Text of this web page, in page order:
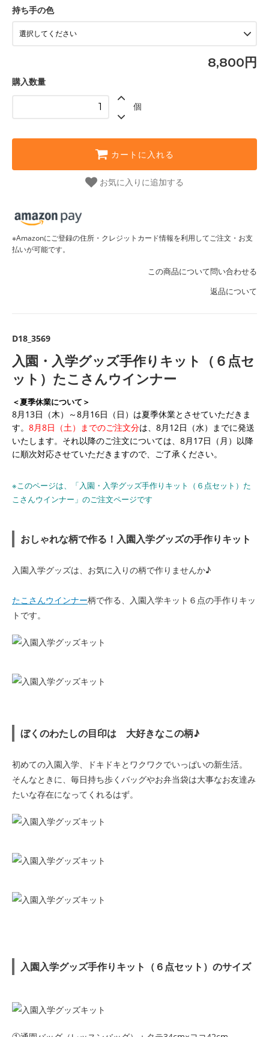
持ち手の色
8,800円
購入数量
個
カートに入れる
お気に入りに追加する
※Amazonにご登録の住所・クレジットカード情報を利用してご注文・お支
払いが可能です。
この商品について問い合わせる
返品について
D18_3569
入園・入学グッズ手作りキット（６点セ
ット）たこさんウインナー
＜夏季休業について＞
8月13日（木）～8月16日（日）は夏季休業とさせていただきま
す。 8月8日（土）までのご注文分は、8月12日（水）までに発送
いたします。それ以降のご注文については、8月17日（月）以降
に順次対応させていただきますので、ご了承ください。
※このページは、「入園・入学グッズ手作りキット（６点セット）た
こさんウインナー」のご注文ページです
おしゃれな柄で作る！入園入学グッズの手作りキット
入園入学グッズは、お気に入りの柄で作りませんか♪
たこさんウインナー柄で作る、入園入学キット６点の手作りキッ
トです。
ぼくのわたしの目印は 大好きなこの柄♪
初めての入園入学、ドキドキとワクワクでいっぱいの新生活。
そんなときに、毎日持ち歩くバッグやお弁当袋は大事なお友達み
たいな存在になってくれるはず。
入園入学グッズ手作りキット（６点セット）のサイズ